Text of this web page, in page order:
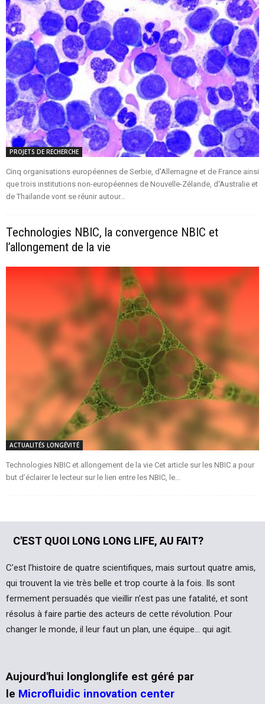
PROJETS DE RECHERCHE
Cinq organisations européennes de Serbie, d'Allemagne et de France ainsi
que trois institutions non-européennes de Nouvelle-Zélande, d'Australie et
de Thaïlande vont se réunir autour...
Technologies NBIC, la convergence NBIC et
l’allongement de la vie
ACTUALITÉS LONGÉVITÉ
Technologies NBIC et allongement de la vie Cet article sur les NBIC a pour
but d’éclairer le lecteur sur le lien entre les NBIC, le...
C'EST QUOI LONG LONG LIFE, AU FAIT?
C’est l’histoire de quatre scientifiques, mais surtout quatre amis,
qui trouvent la vie très belle et trop courte à la fois. Ils sont
fermement persuadés que vieillir n’est pas une fatalité, et sont
résolus à faire partie des acteurs de cette révolution. Pour
changer le monde, il leur faut un plan, une équipe… qui agit.
Aujourd'hui longlonglife est géré par
le Microfluidic innovation center